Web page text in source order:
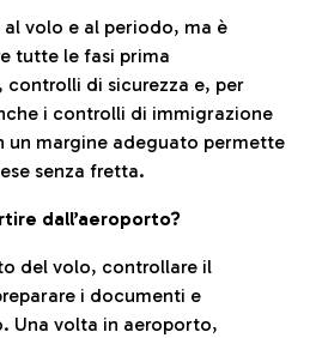
al volo e al periodo, ma è
tutte le fasi prima
controlli di sicurezza e, per
i controlli di immigrazione
un margine adeguato permette
senza fretta.
dall’aeroporto?
del volo, controllare il
i documenti e
Una volta in aeroporto,